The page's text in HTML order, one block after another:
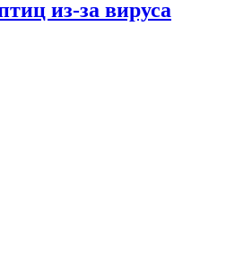
из-за вируса